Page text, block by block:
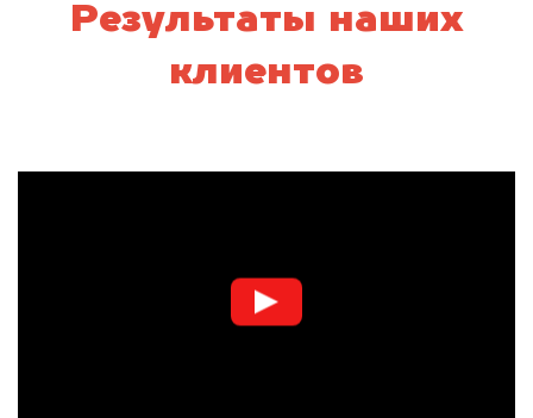
Результаты наших
клиентов